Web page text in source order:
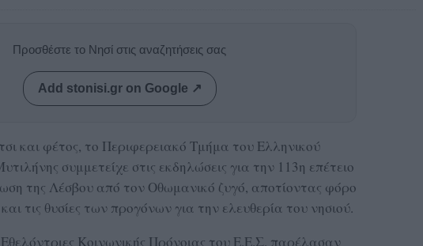
Προσθέστε το Νησί στις αναζητήσεις σας
Add stonisi.gr on Google ↗
και φέτος, το Περιφερειακό Τμήμα του Ελληνικού
συμμετείχε στις εκδηλώσεις για την 113η επέτειο
της Λέσβου από τον Οθωμανικό ζυγό, αποτίοντας φόρο
τις θυσίες των προγόνων για την ελευθερία του νησιού.
Εθελόντριες Κοινωνικής Πρόνοιας του Ε.Ε.Σ. παρέλασαν